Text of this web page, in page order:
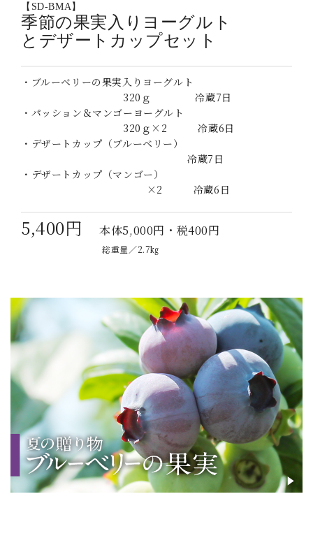
【SD-BMA】
季節の果実入りヨーグルト
と デザートカップセット
・ブルーベリーの果実入りヨーグルト
320ｇ 冷蔵7日
・パッション＆マンゴーヨーグルト
320ｇ×2 冷蔵6日
・デザートカップ（ブルーベリー）
冷蔵7日
・デザートカップ（マンゴー）
×2 冷蔵6日
5,400円本体5,000円・税400円
総重量／2.7㎏